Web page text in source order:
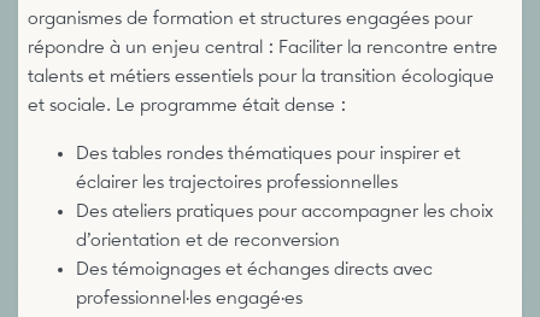
organismes de formation et structures engagées pour
répondre à un enjeu central : Faciliter la rencontre entre
talents et métiers essentiels pour la transition écologique
et sociale. Le programme était dense :
Des tables rondes thématiques pour inspirer et
éclairer les trajectoires professionnelles
Des ateliers pratiques pour accompagner les choix
d’orientation et de reconversion
Des témoignages et échanges directs avec
professionnel·les engagé·es